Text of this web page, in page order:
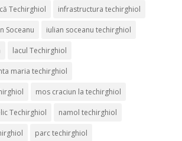
Techirghiol infrastructura techirghiol
Soceanu iulian soceanu techirghiol
lacul Techirghiol
maria techirghiol
mos craciun la techirghiol
Techirghiol namol techirghiol
parc techirghiol